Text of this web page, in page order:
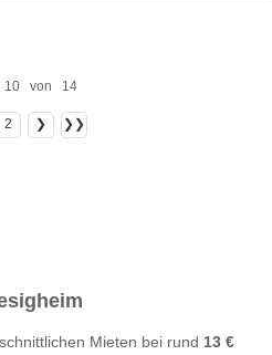
von 14
2 ❯ ❯❯
Mieten bei rund 13 €